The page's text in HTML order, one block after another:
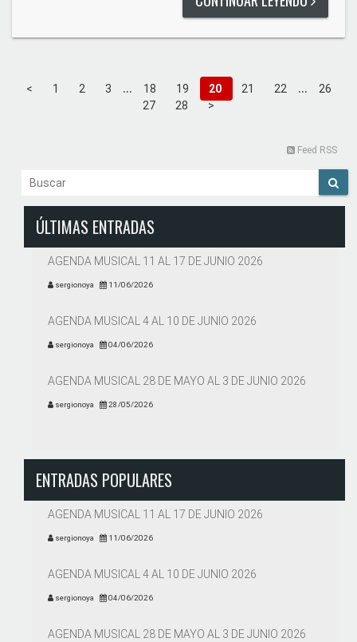
< 1 2 3 ... 18 19 20 21 22 ...
26
27
28 >
Feed RSS
ÚLTIMAS ENTRADAS
AGENDA MUSICAL 11 AL 17 DE JUNIO 2026
sergionoya 11/06/2026
AGENDA MUSICAL 4 AL 10 DE JUNIO 2026
sergionoya 04/06/2026
AGENDA MUSICAL 28 DE MAYO AL 3 DE JUNIO 2026
sergionoya 28/05/2026
ENTRADAS POPULARES
AGENDA MUSICAL 11 AL 17 DE JUNIO 2026
sergionoya 11/06/2026
AGENDA MUSICAL 4 AL 10 DE JUNIO 2026
sergionoya 04/06/2026
AGENDA MUSICAL 28 DE MAYO AL 3 DE JUNIO 2026